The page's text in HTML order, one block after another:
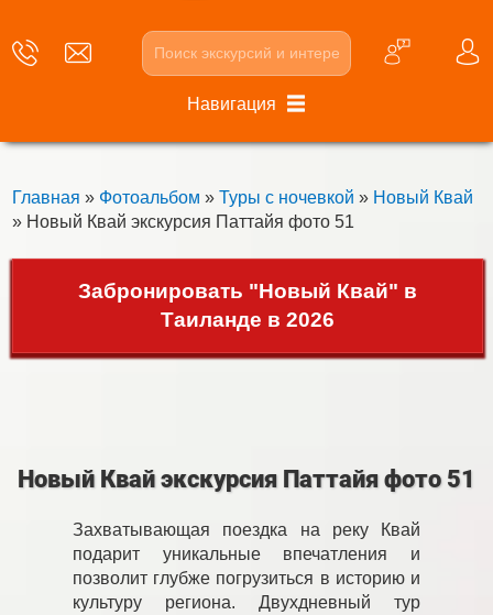
Навигация
Главная » Фотоальбом » Туры с ночевкой » Новый Квай
» Новый Квай экскурсия Паттайя фото 51
Забронировать "Новый Квай" в
Таиланде в 2026
Новый Квай экскурсия Паттайя фото 51
Захватывающая поездка на реку Квай
подарит уникальные впечатления и
позволит глубже погрузиться в историю и
культуру региона. Двухдневный тур